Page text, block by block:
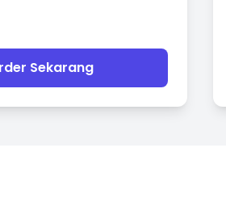
Sekarang